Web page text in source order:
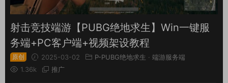
射击竞技端游【PUBG绝地求生】Win一键服
务端+PC客户端+视频架设教程
原创 2025-03-02 P-PUBG绝地求生 · 端游服务端
1.36k
推广